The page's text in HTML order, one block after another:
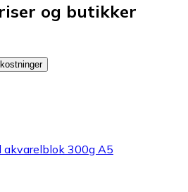
og butikker
akvarelblok 300g A5